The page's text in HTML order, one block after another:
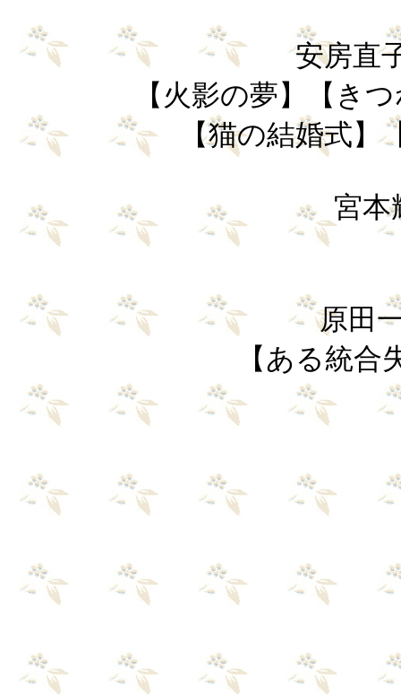
安房直
【火影の夢】【きつ
【猫の結婚式
宮本
原田
【ある統合